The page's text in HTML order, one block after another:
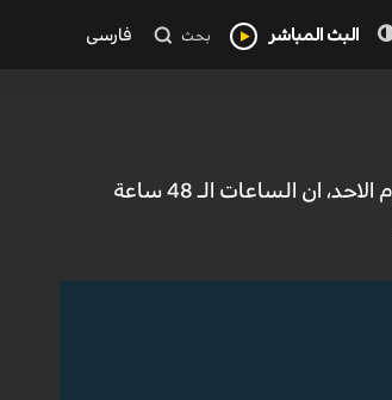
البث المباشر بحث فارسی
العراق الكوثر: أكد عضو الكادر المتقدم في حزب الاتحاد الوطني الكردستاني العراقي محمود خوشناو، اليوم الاحد، ان الساعات الـ 48 ساعة